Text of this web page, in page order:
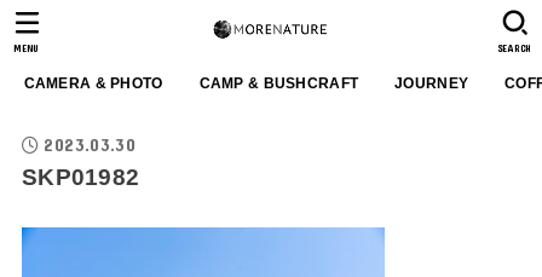
CAMERA & PHOTO CAMP & BUSHCRAFT JOURNEY
SEARCH
MENU
2023.03.30
SKP01982